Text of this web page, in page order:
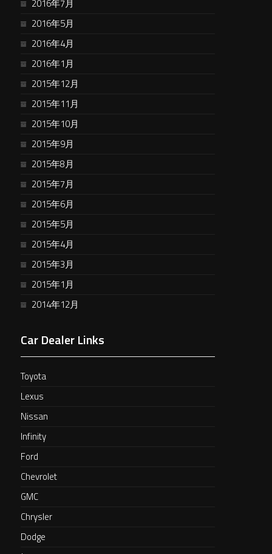
2016年7月
2016年5月
2016年4月
2016年1月
2015年12月
2015年11月
2015年10月
2015年9月
2015年8月
2015年7月
2015年6月
2015年5月
2015年4月
2015年3月
2015年1月
2014年12月
Car Dealer Links
Toyota
Lexus
Nissan
Infinity
Ford
Chevrolet
GMC
Chrysler
Dodge